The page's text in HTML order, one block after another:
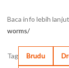
Baca info lebih
worms/
Tag Brudu